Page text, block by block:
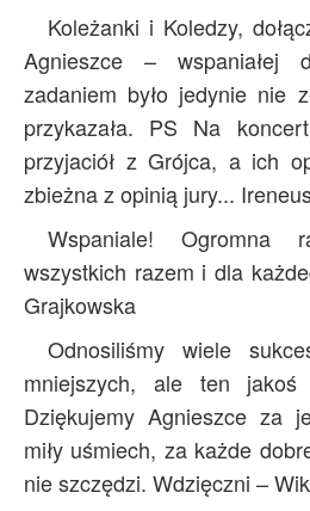
Koleżanki i Koledzy,
Agnieszce – wspaniałej
zadaniem było jedynie nie
przykazała. PS Na
przyjaciół z Grójca, a ich
zbieżna z opinią jury...
Wspaniale! Ogromna
wszystkich razem i dla
Grajkowska
Odnosiliśmy wiele
mniejszych, ale ten jakoś
Dziękujemy Agnieszce za
miły uśmiech, za każde
nie szczędzi. Wdzięczni –